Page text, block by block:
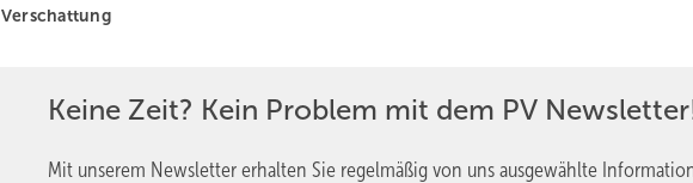
Verschattung
Keine Zeit? Kein Problem mit dem PV
Mit unserem Newsletter erhalten Sie regelmäßig von uns ausgewählte